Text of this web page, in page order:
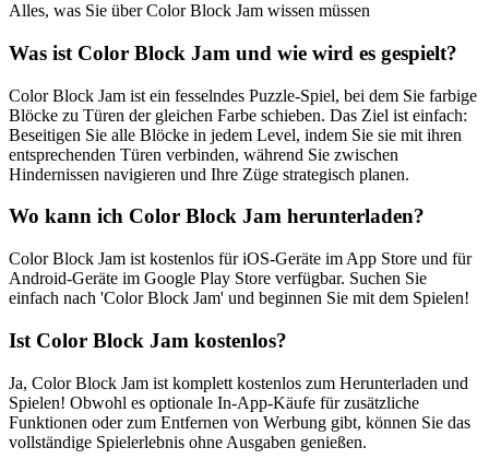
Alles, was Sie über Color Block Jam wissen müssen
Was ist Color Block Jam und wie wird es gespielt?
Color Block Jam ist ein fesselndes Puzzle-Spiel, bei dem Sie farbige
Blöcke zu Türen der gleichen Farbe schieben. Das Ziel ist einfach:
Beseitigen Sie alle Blöcke in jedem Level, indem Sie sie mit ihren
entsprechenden Türen verbinden, während Sie zwischen
Hindernissen navigieren und Ihre Züge strategisch planen.
Wo kann ich Color Block Jam herunterladen?
Color Block Jam ist kostenlos für iOS-Geräte im App Store und für
Android-Geräte im Google Play Store verfügbar. Suchen Sie
einfach nach 'Color Block Jam' und beginnen Sie mit dem Spielen!
Ist Color Block Jam kostenlos?
Ja, Color Block Jam ist komplett kostenlos zum Herunterladen und
Spielen! Obwohl es optionale In-App-Käufe für zusätzliche
Funktionen oder zum Entfernen von Werbung gibt, können Sie das
vollständige Spielerlebnis ohne Ausgaben genießen.